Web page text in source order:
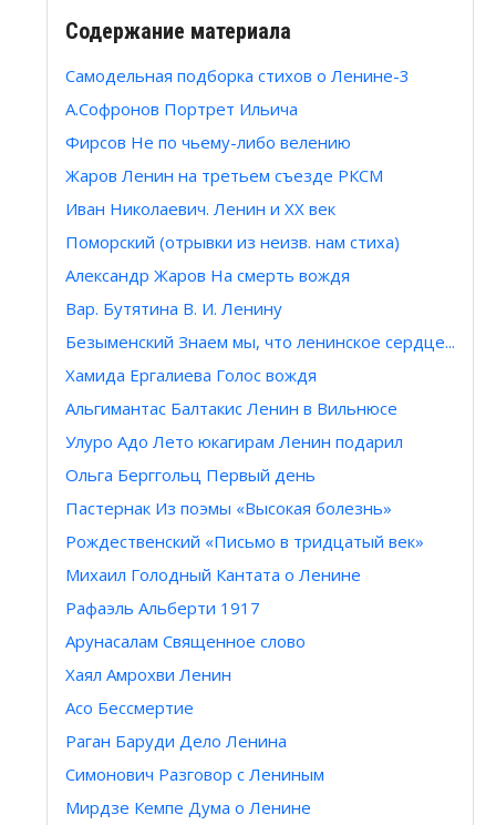
Содержание материала
Самодельная подборка стихов о Ленине-3
А.Софронов Портрет Ильича
Фирсов Не по чьему-либо велению
Жаров Ленин на третьем съезде РКСМ
Иван Николаевич. Ленин и XX век
Поморский (отрывки из неизв. нам стиха)
Александр Жаров На смерть вождя
Вар. Бутятина В. И. Ленину
Безыменский Знаем мы, что ленинское сердце...
Хамида Ергалиева Голос вождя
Альгимантас Балтакис Ленин в Вильнюсе
Улуро Адо Лето юкагирам Ленин подарил
Ольга Берггольц Первый день
Пастернак Из поэмы «Высокая болезнь»
Рождественский «Письмо в тридцатый век»
Михаил Голодный Кантата о Ленине
Рафаэль Альберти 1917
Арунасалам Священное слово
Хаял Амрохви Ленин
Aсо Бессмертие
Раган Баруди Дело Ленина
Симонович Разговор с Лениным
Мирдзе Кемпе Дума о Ленине